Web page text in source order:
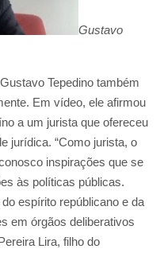
Gustavo
Tepedino também
Em vídeo, ele afirmou
a um jurista que ofereceu
jurídica. “Como jurista, o
inspirações que se
às políticas públicas.
espírito repúblicano e da
em órgãos deliberativos
Lira, filho do